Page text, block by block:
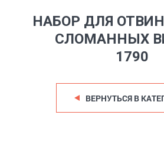
НАБОР ДЛЯ
СЛОМАННЫХ
1790
ВЕРНУТЬСЯ В